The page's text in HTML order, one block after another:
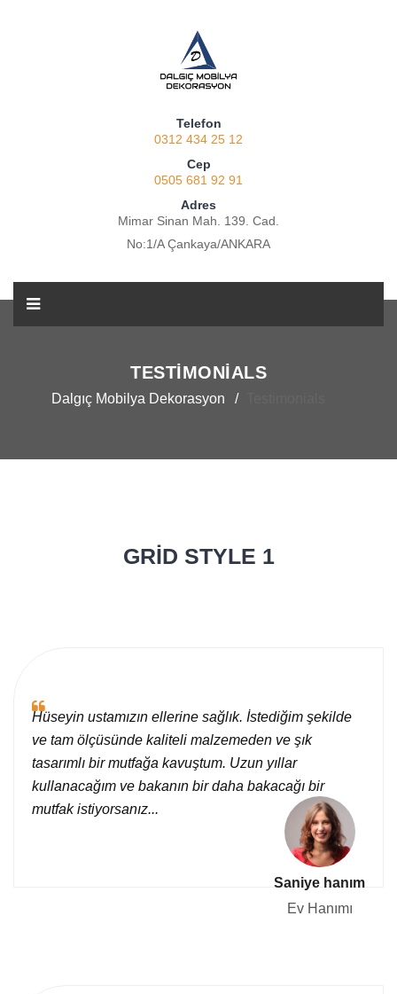
Telefon
0312 434 25 12
Cep
0505 681 92 91
Adres
Mimar Sinan Mah. 139. Cad.
No:1/A Çankaya/ANKARA
TESTIMONIALS
Dalgıç Mobilya Dekorasyon
GRID STYLE 1
Hüseyin ustamızın ellerine sağlık. İstediğim şekilde
ve tam ölçüsünde kaliteli malzemeden ve şık
tasarımlı bir mutfağa kavuştum. Uzun yıllar
kullanacağım ve bakanın bir daha bakacağı bir
mutfak istiyorsanız...
Saniye hanım
Ev Hanımı